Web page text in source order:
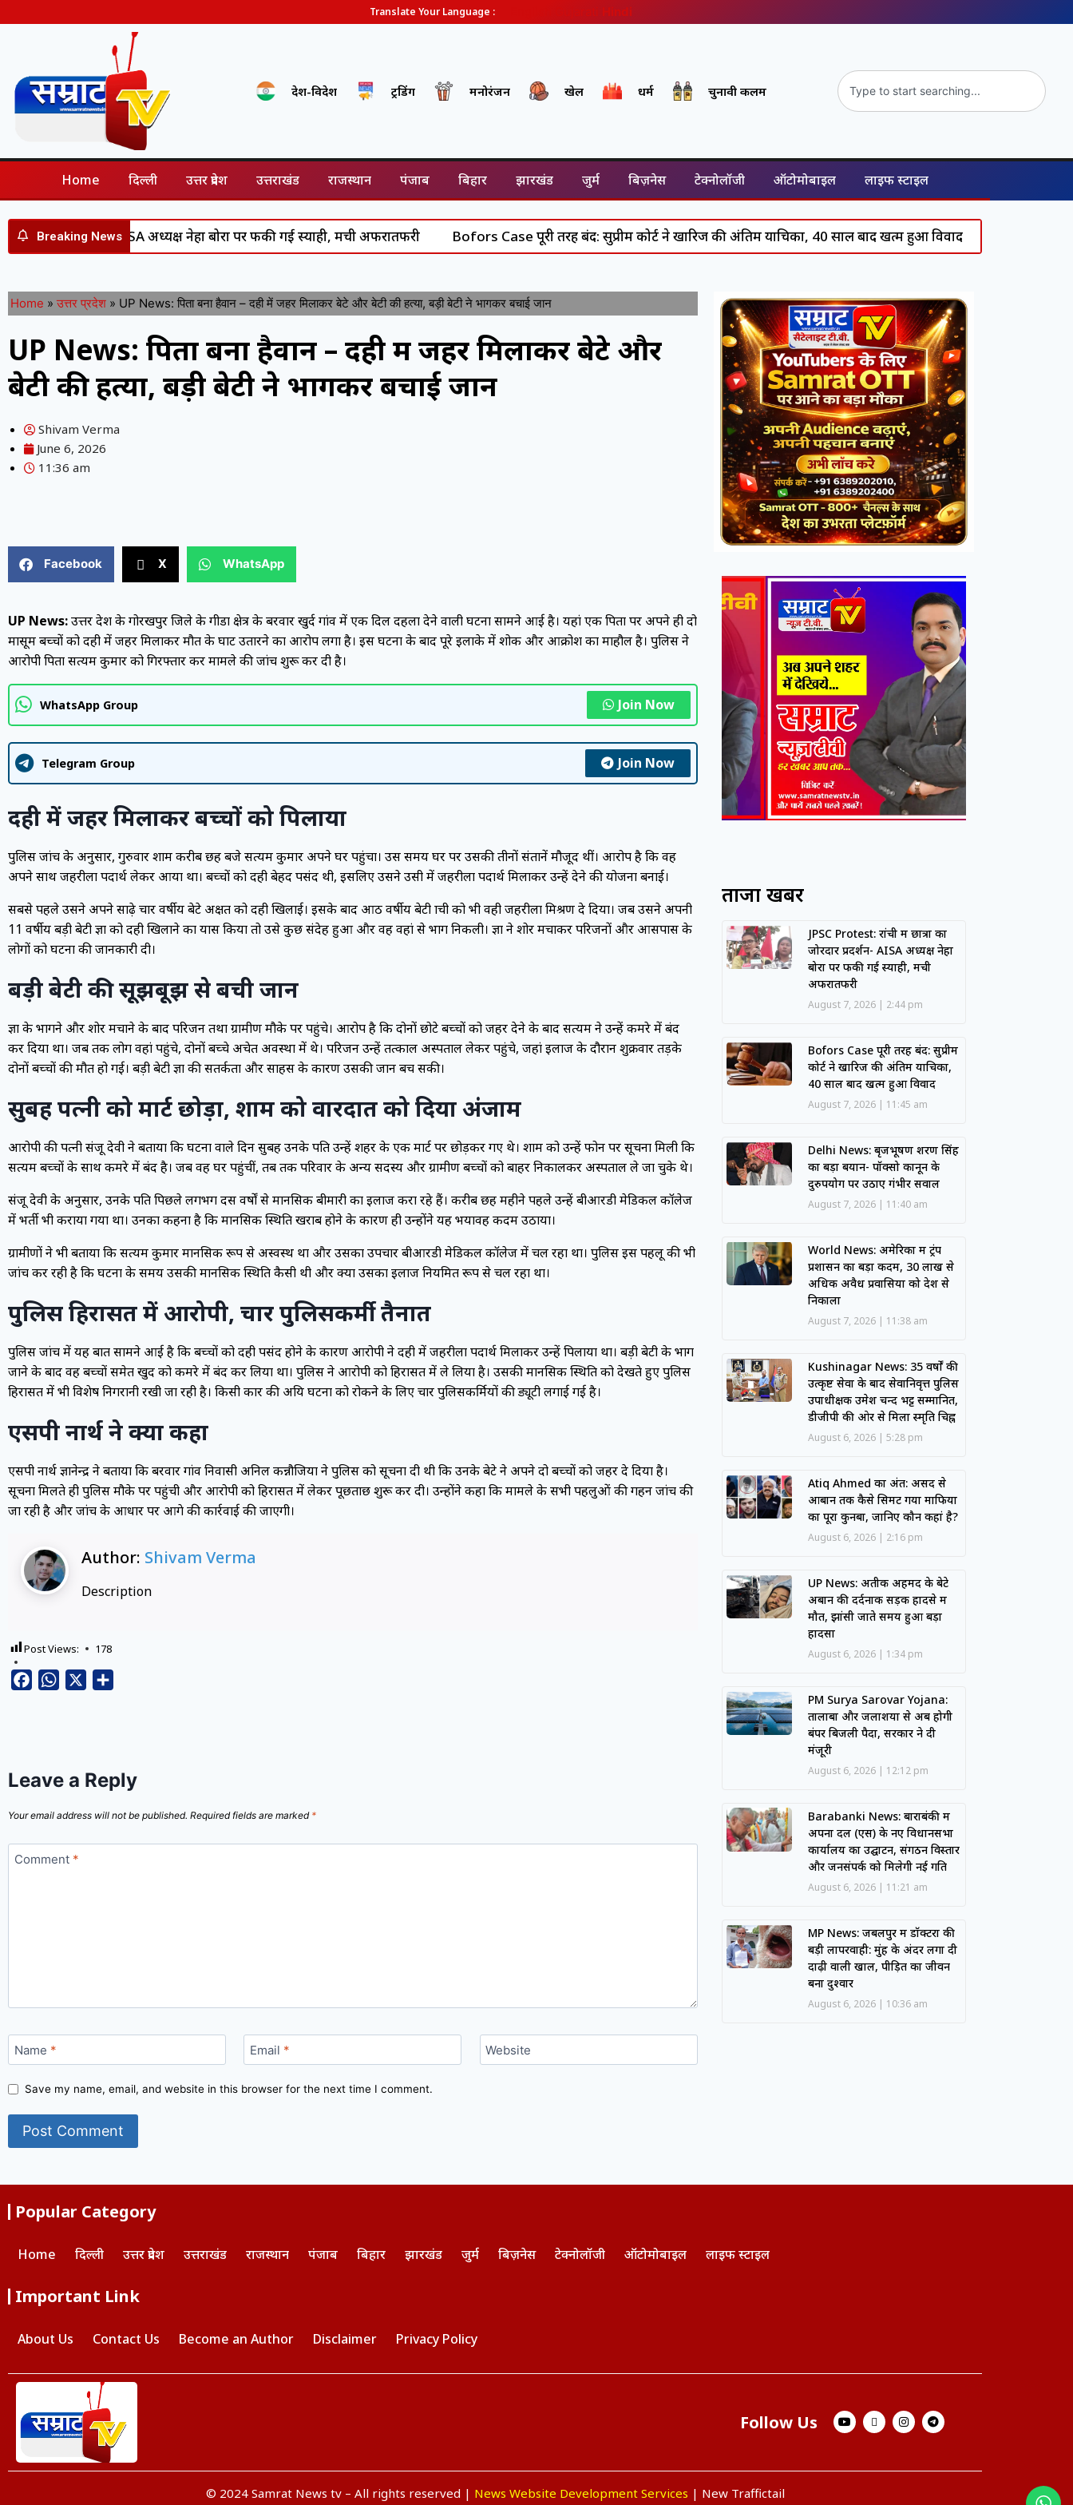
Translate Your Language : Hindi
देश-विदेश ट्रेंडिंग मनोरंजन खेल धर्म चुनावी कलम
Home दिल्ली उत्तर प्रदेश उत्तराखंड राजस्थान पंजाब बिहार झारखंड जुर्म बिज़नेस टेक्नोलॉजी ऑटोमोबाइल लाइफ स्टाइल
Breaking News
प्रदर्शन- AISA अध्यक्ष नेहा बोरा पर फेंकी गई स्याही, मची अफरातफरी Bofors Case पूरी तरह बंद: सुप्रीम कोर्ट ने खारिज की अंतिम याचिका, 40 साल बाद खत्म हुआ विवाद Delhi News: बृजभूषण
Home » उत्तर प्रदेश » UP News: पिता बना हैवान – दही में जहर मिलाकर बेटे और बेटी की हत्या, बड़ी बेटी ने भागकर बचाई जान
UP News: पिता बना हैवान – दही में जहर मिलाकर बेटे और
बेटी की हत्या, बड़ी बेटी ने भागकर बचाई जान
Shivam Verma
June 6, 2026
11:36 am
Facebook X WhatsApp
UP News:उत्तर प्रदेश के गोरखपुर जिले के गीडा क्षेत्र के बरवार खुर्द गांव में एक दिल दहला देने वाली घटना सामने आई है। यहां एक पिता पर अपने ही दो
मासूम बच्चों को दही में जहर मिलाकर मौत के घाट उतारने का आरोप लगा है। इस घटना के बाद पूरे इलाके में शोक और आक्रोश का माहौल है। पुलिस ने
आरोपी पिता सत्यम कुमार को गिरफ्तार कर मामले की जांच शुरू कर दी है।
WhatsApp Group Join Now
Telegram Group Join Now
दही में जहर मिलाकर बच्चों को पिलाया
पुलिस जांच के अनुसार, गुरुवार शाम करीब छह बजे सत्यम कुमार अपने घर पहुंचा। उस समय घर पर उसकी तीनों संतानें मौजूद थीं। आरोप है कि वह
अपने साथ जहरीला पदार्थ लेकर आया था। बच्चों को दही बेहद पसंद थी, इसलिए उसने उसी में जहरीला पदार्थ मिलाकर उन्हें देने की योजना बनाई।
सबसे पहले उसने अपने साढ़े चार वर्षीय बेटे अक्षत को दही खिलाई। इसके बाद आठ वर्षीय बेटी प्राची को भी वही जहरीला मिश्रण दे दिया। जब उसने अपनी
11 वर्षीय बड़ी बेटी प्रज्ञा को दही खिलाने का प्रयास किया तो उसे कुछ संदेह हुआ और वह वहां से भाग निकली। प्रज्ञा ने शोर मचाकर परिजनों और आसपास के
लोगों को घटना की जानकारी दी।
बड़ी बेटी की सूझबूझ से बची जान
प्रज्ञा के भागने और शोर मचाने के बाद परिजन तथा ग्रामीण मौके पर पहुंचे। आरोप है कि दोनों छोटे बच्चों को जहर देने के बाद सत्यम ने उन्हें कमरे में बंद
कर दिया था। जब तक लोग वहां पहुंचे, दोनों बच्चे अचेत अवस्था में थे। परिजन उन्हें तत्काल अस्पताल लेकर पहुंचे, जहां इलाज के दौरान शुक्रवार तड़के
दोनों बच्चों की मौत हो गई। बड़ी बेटी प्रज्ञा की सतर्कता और साहस के कारण उसकी जान बच सकी।
सुबह पत्नी को मार्ट छोड़ा, शाम को वारदात को दिया अंजाम
आरोपी की पत्नी संजू देवी ने बताया कि घटना वाले दिन सुबह उनके पति उन्हें शहर के एक मार्ट पर छोड़कर गए थे। शाम को उन्हें फोन पर सूचना मिली कि
सत्यम बच्चों के साथ कमरे में बंद है। जब वह घर पहुंचीं, तब तक परिवार के अन्य सदस्य और ग्रामीण बच्चों को बाहर निकालकर अस्पताल ले जा चुके थे।
संजू देवी के अनुसार, उनके पति पिछले लगभग दस वर्षों से मानसिक बीमारी का इलाज करा रहे हैं। करीब छह महीने पहले उन्हें बीआरडी मेडिकल कॉलेज
में भर्ती भी कराया गया था। उनका कहना है कि मानसिक स्थिति खराब होने के कारण ही उन्होंने यह भयावह कदम उठाया।
ग्रामीणों ने भी बताया कि सत्यम कुमार मानसिक रूप से अस्वस्थ था और उसका उपचार बीआरडी मेडिकल कॉलेज में चल रहा था। पुलिस इस पहलू की भी
जांच कर रही है कि घटना के समय उसकी मानसिक स्थिति कैसी थी और क्या उसका इलाज नियमित रूप से चल रहा था।
पुलिस हिरासत में आरोपी, चार पुलिसकर्मी तैनात
पुलिस जांच में यह बात सामने आई है कि बच्चों को दही पसंद होने के कारण आरोपी ने दही में जहरीला पदार्थ मिलाकर उन्हें पिलाया था। बड़ी बेटी के भाग
जाने के बाद वह बच्चों समेत खुद को कमरे में बंद कर लिया था। पुलिस ने आरोपी को हिरासत में ले लिया है। उसकी मानसिक स्थिति को देखते हुए पुलिस
हिरासत में भी विशेष निगरानी रखी जा रही है। किसी प्रकार की अप्रिय घटना को रोकने के लिए चार पुलिसकर्मियों की ड्यूटी लगाई गई है।
एसपी नार्थ ने क्या कहा
एसपी नार्थ ज्ञानेन्द्र ने बताया कि बरवार गांव निवासी अनिल कन्नौजिया ने पुलिस को सूचना दी थी कि उनके बेटे ने अपने दो बच्चों को जहर दे दिया है।
सूचना मिलते ही पुलिस मौके पर पहुंची और आरोपी को हिरासत में लेकर पूछताछ शुरू कर दी। उन्होंने कहा कि मामले के सभी पहलुओं की गहन जांच की
जा रही है और जांच के आधार पर आगे की कार्रवाई की जाएगी।
Author: Shivam Verma
Description
Post Views: 178
FacebookWhatsApp
Leave a Reply
Your email address will not be published. Required fields are marked *
Comment *
Name * Email * Website
Save my name, email, and website in this browser for the next time I comment.
ताजा खबरें
JPSC Protest: रांची में छात्रों का
जोरदार प्रदर्शन- AISA अध्यक्ष नेहा
बोरा पर फेंकी गई स्याही, मची
अफरातफरी
August 7, 2026 2:44 pm
Bofors Case पूरी तरह बंद: सुप्रीम
कोर्ट ने खारिज की अंतिम याचिका,
40 साल बाद खत्म हुआ विवाद
August 7, 2026 11:45 am
Delhi News: बृजभूषण शरण सिंह
का बड़ा बयान- पॉक्सो कानून के
दुरुपयोग पर उठाए गंभीर सवाल
August 7, 2026 11:40 am
World News: अमेरिका में ट्रंप
प्रशासन का बड़ा कदम, 30 लाख से
अधिक अवैध प्रवासियों को देश से
निकाला
August 7, 2026 11:38 am
Kushinagar News: 35 वर्षों की
उत्कृष्ट सेवा के बाद सेवानिवृत्त पुलिस
उपाधीक्षक उमेश चन्द भट्ट सम्मानित,
डीजीपी की ओर से मिला स्मृति चिह्न
August 6, 2026 5:28 pm
Atiq Ahmed का अंत: असद से
आबान तक कैसे सिमट गया माफिया
का पूरा कुनबा, जानिए कौन कहां है?
August 6, 2026 2:16 pm
UP News: अतीक अहमद के बेटे
अबान की दर्दनाक सड़क हादसे में
मौत, झांसी जाते समय हुआ बड़ा
हादसा
August 6, 2026 1:34 pm
PM Surya Sarovar Yojana:
तालाबों और जलाशयों से अब होगी
बंपर बिजली पैदा, सरकार ने दी
मंजूरी
August 6, 2026 12:12 pm
Barabanki News: बाराबंकी में
अपना दल (एस) के नए विधानसभा
कार्यालय का उद्घाटन, संगठन विस्तार
और जनसंपर्क को मिलेगी नई गति
August 6, 2026 11:21 am
MP News: जबलपुर में डॉक्टरों की
बड़ी लापरवाही: मुंह के अंदर लगा दी
दाढ़ी वाली खाल, पीड़ित का जीवन
बना दुश्वार
August 6, 2026 10:36 am
Popular Category
Home दिल्ली उत्तर प्रदेश उत्तराखंड राजस्थान पंजाब बिहार झारखंड जुर्म बिज़नेस टेक्नोलॉजी ऑटोमोबाइल लाइफ स्टाइल
Important Link
About Us Contact Us Become an Author Disclaimer Privacy Policy
Follow Us
© 2024 Samrat News tv – All rights reserved | News Website Development Services | New Traffictail